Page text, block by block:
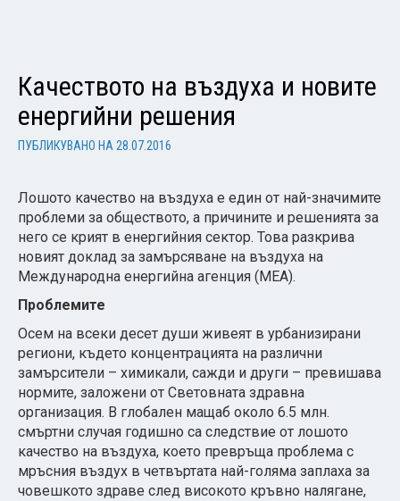
Качеството на въздуха и новите
енергийни решения
ПУБЛИКУВАНО НА 28.07.2016
Лошото качество на въздуха е един от най-значимите
проблеми за обществото, а причините и решенията за
него се крият в енергийния сектор. Това разкрива
новият доклад за замърсяване на въздуха на
Международна енергийна агенция (МЕА).
Проблемите
Осем на всеки десет души живеят в урбанизирани
региони, където концентрацията на различни
замърсители – химикали, сажди и други – превишава
нормите, заложени от Световната здравна
организация. В глобален мащаб около 6.5 млн.
смъртни случая годишно са следствие от лошото
качество на въздуха, което превръща проблема с
мръсния въздух в четвъртата най-голяма заплаха за
човешкото здраве след високото кръвно налягане,